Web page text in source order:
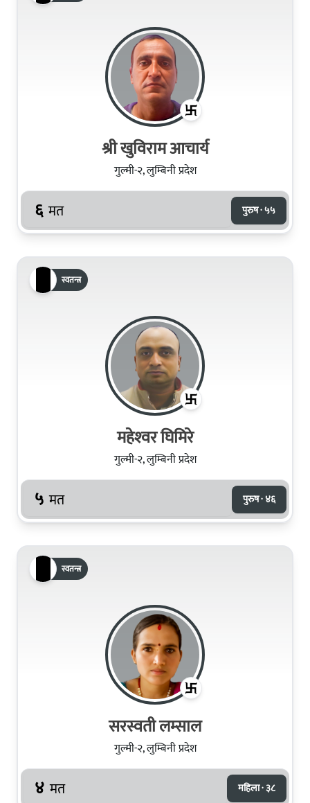
श्री खुविराम आचार्य
गुल्मी-२, लुम्बिनी प्रदेश
६ मत पुरुष · ५५
स्वतन्त्र
महेश्‍वर घिमिरे
गुल्मी-२, लुम्बिनी प्रदेश
५ मत पुरुष · ४६
स्वतन्त्र
सरस्वती लम्साल
गुल्मी-२, लुम्बिनी प्रदेश
४ मत महिला · ३८